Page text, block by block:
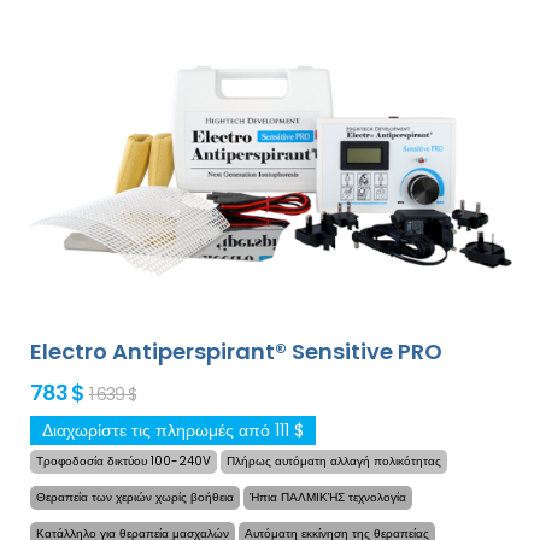
Electro Antiperspirant® Sensitive PRO
783 $ 1 639 $
Διαχωρίστε τις πληρωμές από 111 $
Τροφοδοσία δικτύου 100-240V
Πλήρως αυτόματη αλλαγή πολικότητας
Θεραπεία των χεριών χωρίς βοήθεια
Ήπια ΠΑΛΜΙΚΉΣ τεχνολογία
Κατάλληλο για θεραπεία μασχαλών
Αυτόματη εκκίνηση της θεραπείας